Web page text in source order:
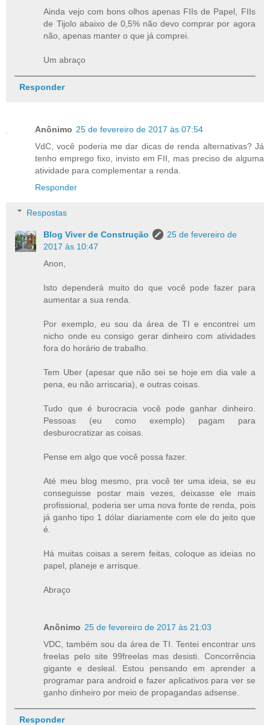
Ainda vejo com bons olhos apenas FIIs de Papel, FIIs
de Tijolo abaixo de 0,5% não devo comprar por agora
não, apenas manter o que já comprei.
Um abraço
Responder
Anônimo 25 de fevereiro de 2017 às 07:54
VdC, você poderia me dar dicas de renda alternativas? Já
tenho emprego fixo, invisto em FII, mas preciso de alguma
atividade para complementar a renda.
Responder
Respostas
Blog Viver de Construção
25 de fevereiro de
2017 às 10:47
Anon,
Isto dependerá muito do que você pode fazer para
aumentar a sua renda.
Por exemplo, eu sou da área de TI e encontrei um
nicho onde eu consigo gerar dinheiro com atividades
fora do horário de trabalho.
Tem Uber (apesar que não sei se hoje em dia vale a
pena, eu não arriscaria), e outras coisas.
Tudo que é burocracia você pode ganhar dinheiro.
Pessoas (eu como exemplo) pagam para
desburocratizar as coisas.
Pense em algo que você possa fazer.
Até meu blog mesmo, pra você ter uma ideia, se eu
conseguisse postar mais vezes, deixasse ele mais
profissional, poderia ser uma nova fonte de renda, pois
já ganho tipo 1 dólar diariamente com ele do jeito que
é.
Há muitas coisas a serem feitas, coloque as ideias no
papel, planeje e arrisque.
Abraço
Anônimo 25 de fevereiro de 2017 às 21:03
VDC, também sou da área de TI. Tentei encontrar uns
freelas pelo site 99freelas mas desisti. Concorrência
gigante e desleal. Estou pensando em aprender a
programar para android e fazer aplicativos para ver se
ganho dinheiro por meio de propagandas adsense.
Responder